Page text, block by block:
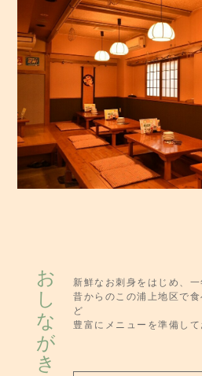
おしながき
新鮮なお刺身をはじめ、
昔からのこの浦上地区で
ど
豊富にメニューを準備して